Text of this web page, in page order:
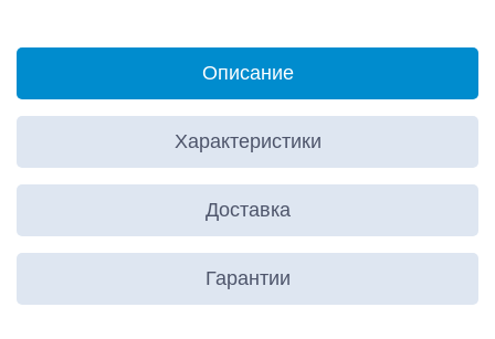
Описание
Характеристики
Доставка
Гарантии